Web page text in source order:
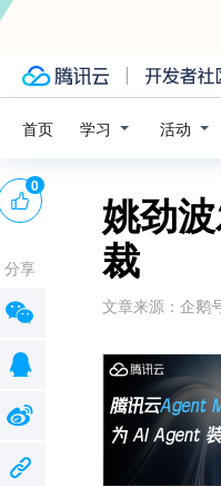
首页 学习 活动
姚劲
裁
文章来源： 企鹅
0
分享